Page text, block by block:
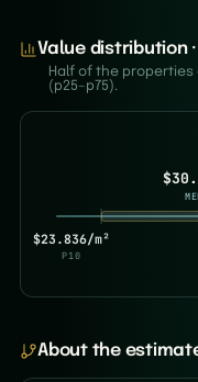
Value distribution
Half of the
(p25–p75).
$23.836/m²
P10
About the